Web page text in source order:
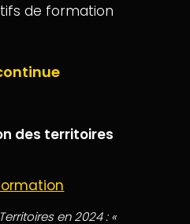
de formation
des territoires
en 2024 : «